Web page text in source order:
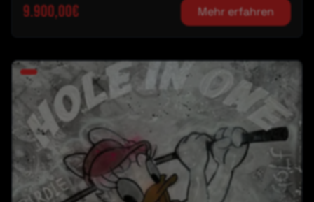
9.900,00€
Mehr erfahren